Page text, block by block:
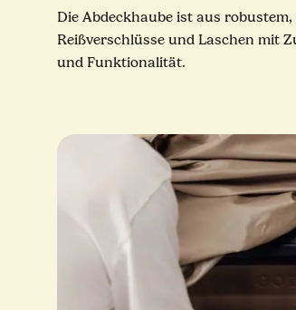
Die Abdeckhaube ist aus
Reißverschlüsse und Laschen mit
und Funktionalität.